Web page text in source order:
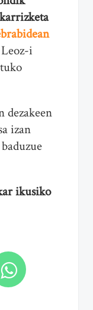
i
dezakeen
izan
ikusiko